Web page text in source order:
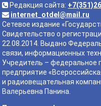
Редакция сайта:
internet_otdel@mail.ru
Сетевое издание
Свидетельство о
22.08.2014. Выдано
связи, информационных
Учредитель – федеральное
предприятие
и радиовещательная
Валерьевна Панина.